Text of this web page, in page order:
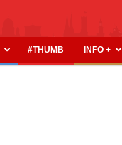
#THUMB INFO +